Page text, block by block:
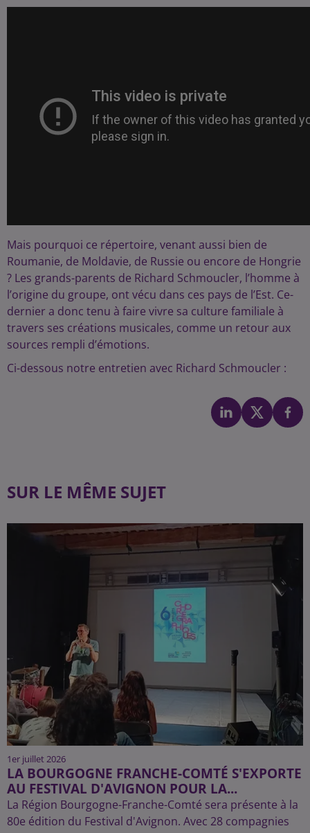
Mais pourquoi ce répertoire, venant aussi bien de
Roumanie, de Moldavie, de Russie ou encore de Hongrie
? Les grands-parents de Richard Schmoucler, l’homme à
l’origine du groupe, ont vécu dans ces pays de l’Est. Ce-
dernier a donc tenu à faire vivre sa culture familiale à
travers ses créations musicales, comme un retour aux
sources rempli d’émotions.
Ci-dessous notre entretien avec Richard Schmoucler :
SUR LE MÊME SUJET
1er juillet 2026
LA BOURGOGNE FRANCHE-COMTÉ S'EXPORTE
AU FESTIVAL D'AVIGNON POUR LA...
La Région Bourgogne-Franche-Comté sera présente à la
80e édition du Festival d'Avignon. Avec 28 compagnies